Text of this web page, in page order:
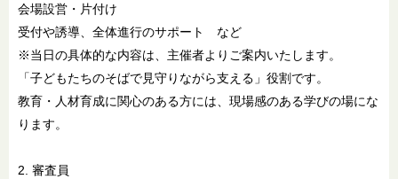
会場設営・片付け
受付や誘導、全体進行のサポート など
※当日の具体的な内容は、主催者よりご案内いたします。
「子どもたちのそばで見守りながら支える」役割です。
教育・人材育成に関心のある方には、現場感のある学びの場にな
ります。
2. 審査員